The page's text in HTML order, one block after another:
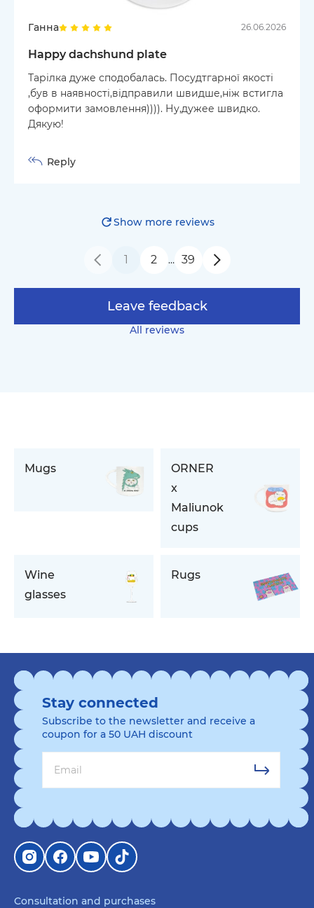
Ганна 26.06.2026
Happy dachshund plate
Тарілка дуже сподобалась. Посудтгарної якості
,був в наявності,відправили швидше,ніж встигла
оформити замовлення)))). Ну,дужее швидко.
Дякую!
Reply
All reviews
Leave feedback
Show more reviews
1 2 … 39
Mugs
ORNER
x
Maliunok
cups
Wine
glasses
Rugs
Consultation and purchases
Stay connected
Subscribe to the newsletter and receive a
coupon for a 50 UAH discount